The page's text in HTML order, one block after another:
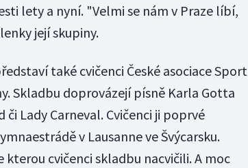
lety a nyní. "Velmi se nám v Praze líbí,
její skupiny.
také cvičenci České asociace Sport
Skladbu doprovázejí písně Karla Gotta
Lady Carneval. Cvičenci ji poprvé
v Lausanne ve Švýcarsku.
kterou cvičenci skladbu nacvičili. A moc